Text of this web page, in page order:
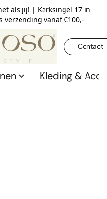
als jij! | Kerksingel 17 in
verzending vanaf €100,-
Contact
Kleding &